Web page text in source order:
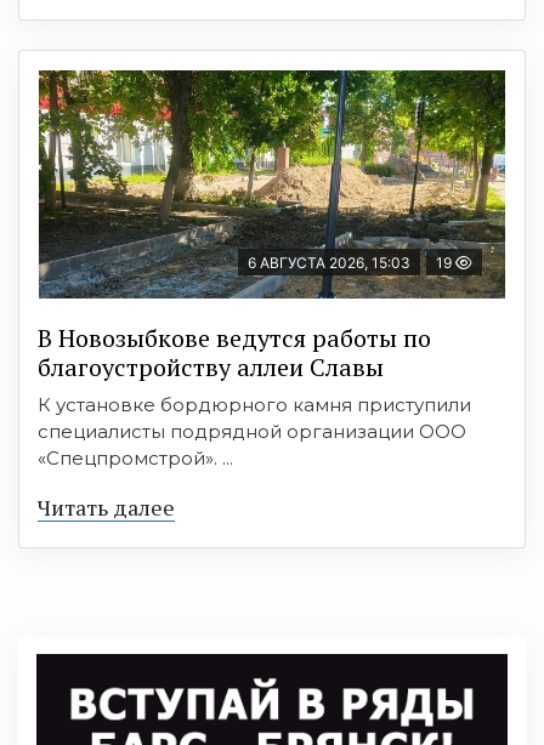
6 АВГУСТА 2026, 15:03 19
В Новозыбкове ведутся работы по
благоустройству аллеи Славы
К установке бордюрного камня приступили
специалисты подрядной организации ООО
«Спецпромстрой». ...
Читать далее